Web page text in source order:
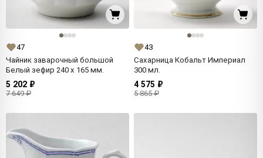
47
Чайник заварочный большой
Белый зефир 240 x 165 мм.
5 202 ₽
7 649 ₽
43
Сахарница Кобальт Империал
300 мл.
4 575 ₽
5 865 ₽